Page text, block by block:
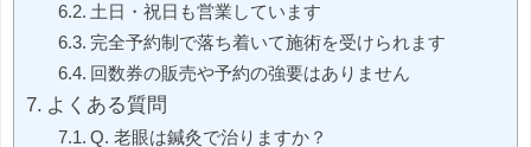
土日・祝日も営業しています
完全予約制で落ち着いて施術を受けられます
回数券の販売や予約の強要はありません
よくある質問
Q. 老眼は鍼灸で治りますか？